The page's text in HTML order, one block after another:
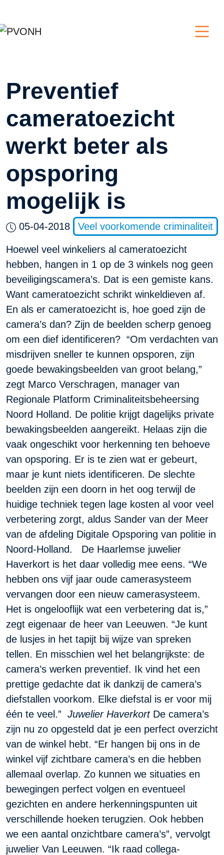
Preventief
cameratoezicht
werkt beter als
opsporing
mogelijk is
05-04-2018 Veel voorkomende criminaliteit
Hoewel veel winkeliers al cameratoezicht
hebben, hangen in 1 op de 3 winkels nog geen
beveiligingscamera’s. Dat is een gemiste kans.
Want cameratoezicht schrikt winkeldieven af.
En als er cameratoezicht is, hoe goed zijn de
camera’s dan? Zijn de beelden scherp genoeg
om een dief identificeren? “Om verdachten van
misdrijven sneller te kunnen opsporen, zijn
goede bewakingsbeelden van groot belang,”
zegt Marco Verschragen, manager van
Regionale Platform Criminaliteitsbeheersing
Noord Holland. De politie krijgt dagelijks private
bewakingsbeelden aangereikt. Helaas zijn die
vaak ongeschikt voor herkenning ten behoeve
van opsporing. Er is te zien wat er gebeurt,
maar je kunt niets identificeren. De slechte
beelden zijn een doorn in het oog terwijl de
huidige techniek tegen lage kosten al voor veel
verbetering zorgt, aldus Sander van der Meer
van de afdeling Digitale Opsporing van politie in
Noord-Holland. De Haarlemse juwelier
Haverkort is het daar volledig mee eens. “We
hebben ons vijf jaar oude camerasysteem
vervangen door een nieuw camerasysteem.
Het is ongelooflijk wat een verbetering dat is,”
zegt eigenaar de heer van Leeuwen. “Je kunt
de lusjes in het tapijt bij wijze van spreken
tellen. En misschien wel het belangrijkste: de
camera’s werken preventief. Ik vind het een
prettige gedachte dat ik dankzij de camera’s
diefstallen voorkom. Elke diefstal is er voor mij
één te veel.” Juwelier HaverkortDe camera’s
zijn nu zo opgesteld dat je een perfect overzicht
van de winkel hebt. “Er hangen bij ons in de
winkel vijf zichtbare camera’s en die hebben
allemaal overlap. Zo kunnen we situaties en
bewegingen perfect volgen en eventueel
gezichten en andere herkenningspunten uit
verschillende hoeken terugzien. Ook hebben
we een aantal onzichtbare camera’s”, vervolgt
juwelier Van Leeuwen. “Ik raad collega-